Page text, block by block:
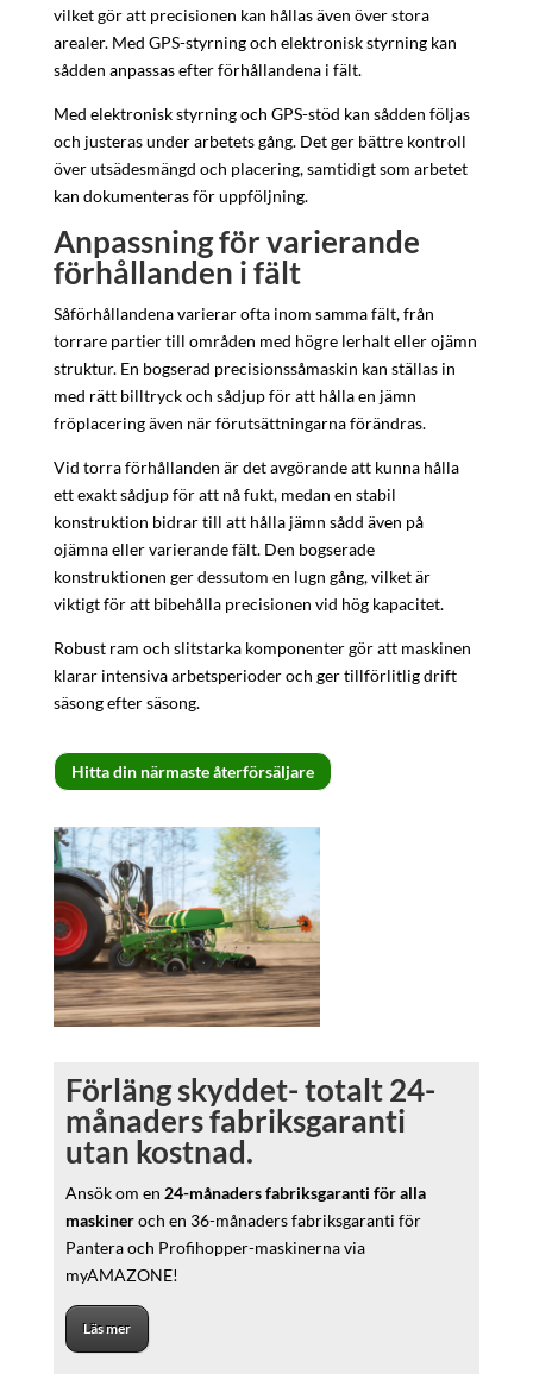
vilket gör att precisionen kan hållas även över stora
arealer. Med GPS-styrning och elektronisk styrning kan
sådden anpassas efter förhållandena i fält.
Med elektronisk styrning och GPS-stöd kan sådden följas
och justeras under arbetets gång. Det ger bättre kontroll
över utsädesmängd och placering, samtidigt som arbetet
kan dokumenteras för uppföljning.
Anpassning för varierande
förhållanden i fält
Såförhållandena varierar ofta inom samma fält, från
torrare partier till områden med högre lerhalt eller ojämn
struktur. En bogserad precisionssåmaskin kan ställas in
med rätt billtryck och sådjup för att hålla en jämn
fröplacering även när förutsättningarna förändras.
Vid torra förhållanden är det avgörande att kunna hålla
ett exakt sådjup för att nå fukt, medan en stabil
konstruktion bidrar till att hålla jämn sådd även på
ojämna eller varierande fält. Den bogserade
konstruktionen ger dessutom en lugn gång, vilket är
viktigt för att bibehålla precisionen vid hög kapacitet.
Robust ram och slitstarka komponenter gör att maskinen
klarar intensiva arbetsperioder och ger tillförlitlig drift
säsong efter säsong.
Hitta din närmaste återförsäljare
Förläng skyddet- totalt 24-
månaders fabriksgaranti
utan kostnad.
Ansök om en 24-månaders fabriksgaranti för alla
maskineroch en 36-månaders fabriksgaranti för
Pantera och Profihopper-maskinerna via
myAMAZONE!
Läs mer